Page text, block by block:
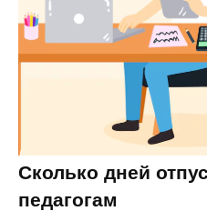
Сколько дней
педагогам